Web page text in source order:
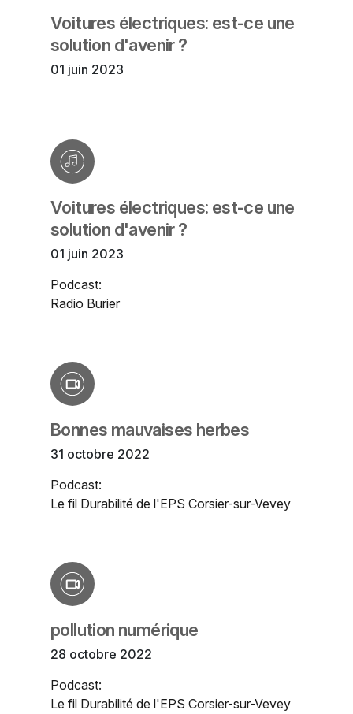
Voitures électriques: est-ce une
solution d'avenir ?
01 juin 2023
Voitures électriques: est-ce une
solution d'avenir ?
01 juin 2023
Podcast:
Radio Burier
Bonnes mauvaises herbes
31 octobre 2022
Podcast:
Le fil Durabilité de l'EPS Corsier-sur-Vevey
pollution numérique
28 octobre 2022
Podcast:
Le fil Durabilité de l'EPS Corsier-sur-Vevey